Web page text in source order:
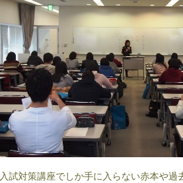
入試対策講座でしか手に入らない赤本や過